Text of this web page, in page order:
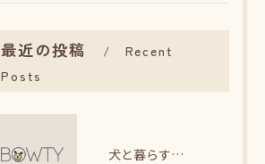
最近の投稿
Recent
Posts
犬と暮らす日々で感じるストレス軽減法